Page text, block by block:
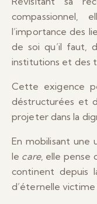
l’importance des
de soi qu’il faut,
institutions et des
Cette exigence
déstructurées et
projeter dans la
En mobilisant une
le care, elle pense
continent depuis
d’éternelle victime